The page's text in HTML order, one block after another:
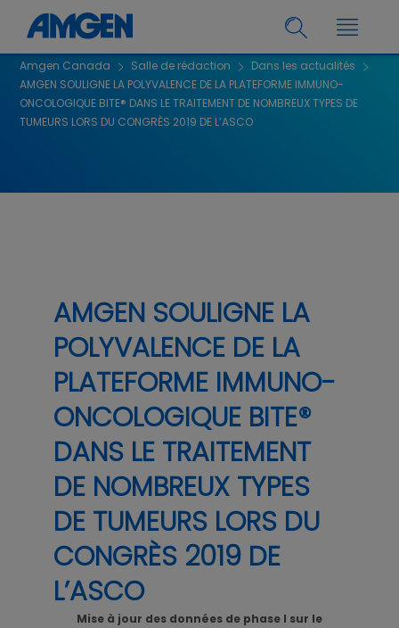
Amgen Canada Salle de rédaction
Dans les actualités
AMGEN SOULIGNE LA POLYVALENCE DE LA PLATEFORME IMMUNO-
ONCOLOGIQUE BITE® DANS LE TRAITEMENT DE NOMBREUX TYPES DE
TUMEURS LORS DU CONGRÈS 2019 DE L’ASCO
AMGEN SOULIGNE LA
POLYVALENCE DE LA
PLATEFORME IMMUNO-
ONCOLOGIQUE BITE®
DANS LE TRAITEMENT
DE NOMBREUX TYPES
DE TUMEURS LORS DU
CONGRÈS 2019 DE
L’ASCO
Mise à jour des données de phase I sur le